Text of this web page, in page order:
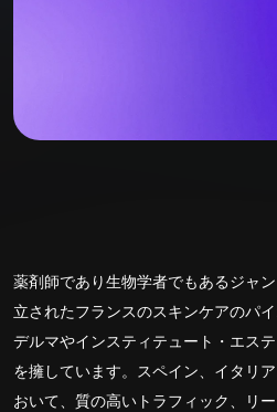
薬剤師であり生物学者でもあるジャ
立されたフランスのスキンケアのパ
デルマやインスティテュート・エス
を擁しています。スペイン、イタリ
おいて、質の高いトラフィック、リ